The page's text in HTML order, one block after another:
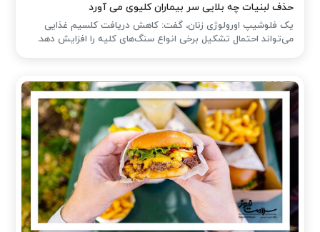
حذف لبنیات چه بلایی سر بیماران کلیوی می آورد
یک فلوشیپ اورولوژی زنان، گفت: کاهش دریافت کلسیم غذایی
می‌تواند احتمال تشکیل برخی انواع سنگ‌های کلیه را افزایش دهد.